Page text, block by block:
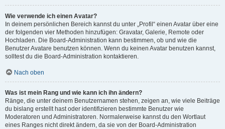
Wie verwende ich einen Avatar?
In deinem persönlichen Bereich kannst du unter „Profil“ einen Avatar über eine
der folgenden vier Methoden hinzufügen: Gravatar, Galerie, Remote oder
Hochladen. Die Board-Administration kann bestimmen, ob und wie die
Benutzer Avatare benutzen können. Wenn du keinen Avatar benutzen kannst,
solltest du die Board-Administration kontaktieren.
Nach oben
Was ist mein Rang und wie kann ich ihn ändern?
Ränge, die unter deinem Benutzernamen stehen, zeigen an, wie viele Beiträge
du bislang erstellt hast oder identifizieren bestimmte Benutzer wie
Moderatoren und Administratoren. Normalerweise kannst du den Wortlaut
eines Ranges nicht direkt ändern, da sie von der Board-Administration